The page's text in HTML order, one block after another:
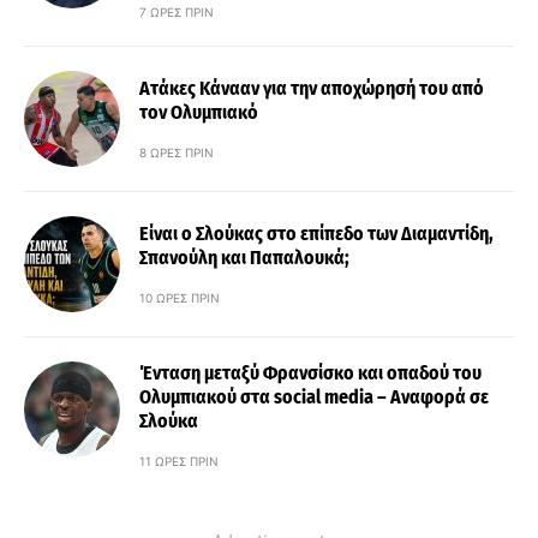
7 ΏΡΕΣ ΠΡΙΝ
Ατάκες Κάνααν για την αποχώρησή του από
τον Ολυμπιακό
8 ΏΡΕΣ ΠΡΙΝ
Είναι ο Σλούκας στο επίπεδο των Διαμαντίδη,
Σπανούλη και Παπαλουκά;
10 ΏΡΕΣ ΠΡΙΝ
Ένταση μεταξύ Φρανσίσκο και οπαδού του
Ολυμπιακού στα social media – Αναφορά σε
Σλούκα
11 ΏΡΕΣ ΠΡΙΝ